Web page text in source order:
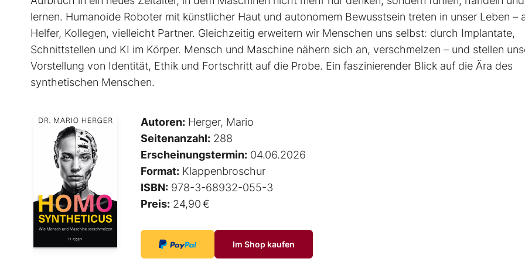
lernen. Humanoide Roboter mit künstlicher Haut und autonomem Bewusstsein treten in unser Leben –
Helfer, Kollegen, vielleicht Partner. Gleichzeitig erweitern wir Menschen uns selbst: durch Implantate,
Schnittstellen und KI im Körper. Mensch und Maschine nähern sich an, verschmelzen – und stellen
Vorstellung von Identität, Ethik und Fortschritt auf die Probe. Ein faszinierender Blick auf die Ära des
synthetischen Menschen.
Autoren: Herger, Mario
Seitenanzahl: 288
Erscheinungstermin: 04.06.2026
Format: Klappenbroschur
ISBN: 978-3-68932-055-3
Preis: 24,90 €
Im Shop kaufen